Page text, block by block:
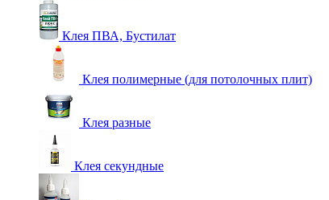
Клея ПВА, Бустилат
Клея полимерные (для потолочных плит)
Клея разные
Клея секундные